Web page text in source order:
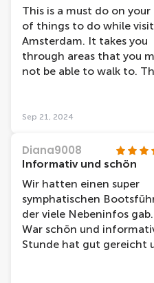
This is a must do on your
of things to do while
Amsterdam. It takes you
through areas that you
not be able to walk to.
behind it.
Sep 21, 2024
Diana9008
Informativ und schön
Wir hatten einen super
symphatischen
der viele Nebeninfos gab.
War schön und
Stunde hat gut gereicht